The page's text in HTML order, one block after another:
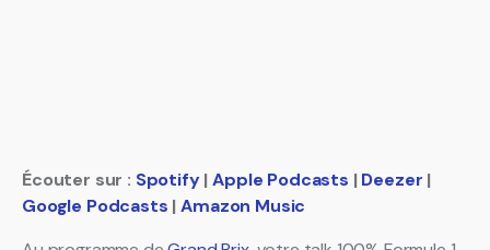
Écouter sur : Spotify|Apple Podcasts |Deezer |
Google Podcasts |Amazon Music